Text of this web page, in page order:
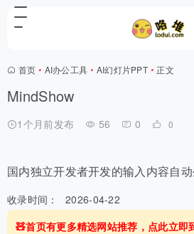
首页 • AI办公工具 • AI幻灯片PPT • 正文
MindShow
1个月前发布 56 0 0
国内独立开发者开发的输入内容自
收录时间：
2026-04-22
🧸首页有更多精选网站推荐，点此立即